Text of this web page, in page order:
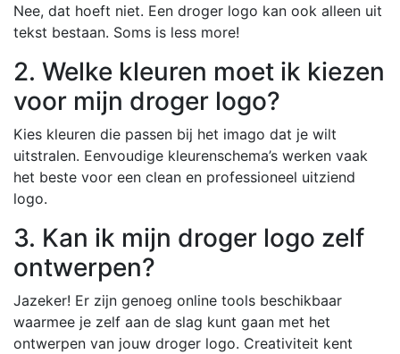
Nee, dat hoeft niet. Een droger logo kan ook alleen uit
tekst bestaan. Soms is less more!
2. Welke kleuren moet ik kiezen
voor mijn droger logo?
Kies kleuren die passen bij het imago dat je wilt
uitstralen. Eenvoudige kleurenschema’s werken vaak
het beste voor een clean en professioneel uitziend
logo.
3. Kan ik mijn droger logo zelf
ontwerpen?
Jazeker! Er zijn genoeg online tools beschikbaar
waarmee je zelf aan de slag kunt gaan met het
ontwerpen van jouw droger logo. Creativiteit kent